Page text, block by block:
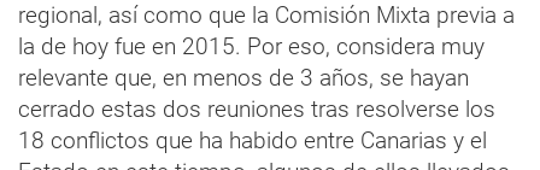
regional, así como que la Comisión Mixta previa a
la de hoy fue en 2015. Por eso, considera muy
relevante que, en menos de 3 años, se hayan
cerrado estas dos reuniones tras resolverse los
18 conflictos que ha habido entre Canarias y el